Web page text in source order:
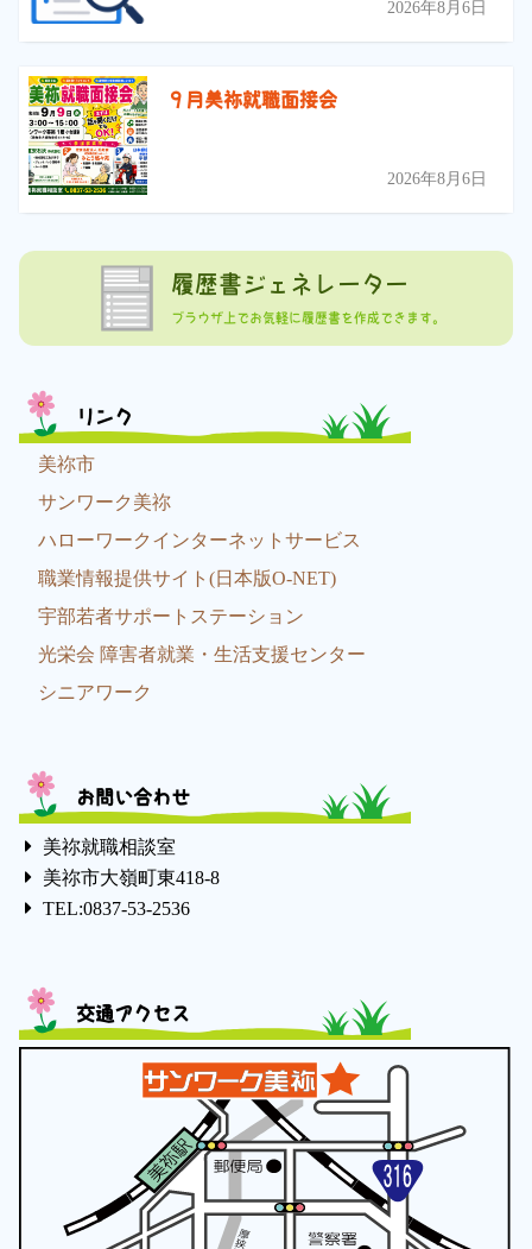
2026年8月6日
９月美祢就職面接会
2026年8月6日
履歴書ジェネレーター
ブラウザ上でお気軽に履歴書を作成できます。
リンク
美祢市
サンワーク美祢
ハローワークインターネットサービス
職業情報提供サイト(日本版O-NET)
宇部若者サポートステーション
光栄会 障害者就業・生活支援センター
シニアワーク
お問い合わせ
美祢就職相談室
美祢市大嶺町東418-8
TEL:0837-53-2536
交通アクセス